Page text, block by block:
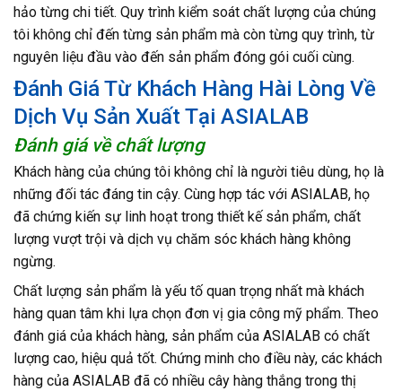
hảo từng chi tiết. Quy trình kiểm soát chất lượng của chúng
tôi không chỉ đến từng sản phẩm mà còn từng quy trình, từ
nguyên liệu đầu vào đến sản phẩm đóng gói cuối cùng.
Đánh Giá Từ Khách Hàng Hài Lòng Về
Dịch Vụ Sản Xuất Tại ASIALAB
Đánh giá về chất lượng
Khách hàng của chúng tôi không chỉ là người tiêu dùng, họ là
những đối tác đáng tin cậy. Cùng hợp tác với ASIALAB, họ
đã chứng kiến sự linh hoạt trong thiết kế sản phẩm, chất
lượng vượt trội và dịch vụ chăm sóc khách hàng không
ngừng.
Chất lượng sản phẩm là yếu tố quan trọng nhất mà khách
hàng quan tâm khi lựa chọn đơn vị gia công mỹ phẩm. Theo
đánh giá của khách hàng, sản phẩm của ASIALAB có chất
lượng cao, hiệu quả tốt. Chứng minh cho điều này, các khách
hàng của ASIALAB đã có nhiều cây hàng thắng trong thị